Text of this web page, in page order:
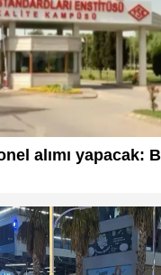
alımı yapacak: